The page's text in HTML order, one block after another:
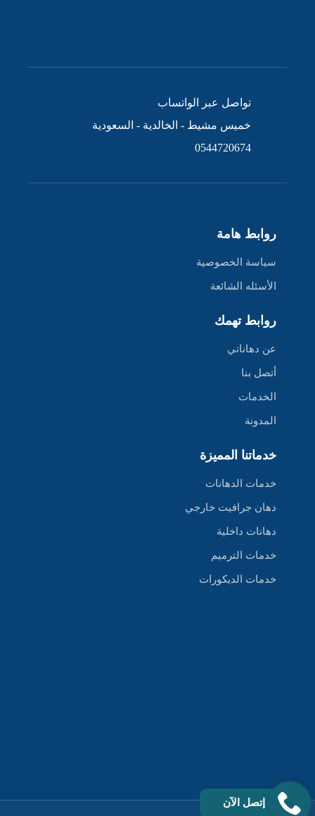
تواصل عبر الواتساب
خميس مشيط - الخالدية - السعودية
0544720674
روابط هامة
سياسة الخصوصية
الأسئله الشائعة
روابط تهمك
عن دهاناتي
أتصل بنا
الخدمات
المدونة
خدماتنا المميزة
خدمات الدهانات
دهان جرافيت خارجي
دهانات داخلية
خدمات الترميم
خدمات الديكورات
إتصل الآن